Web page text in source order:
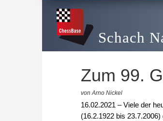
Schach
Zum 99.
von Arno Nickel
16.02.2021 – Viele der
(16.2.1922 bis